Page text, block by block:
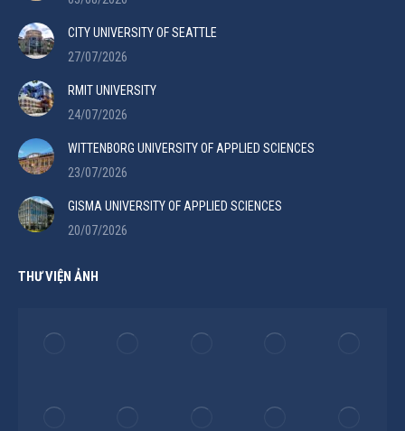
CITY UNIVERSITY OF SEATTLE
27/07/2026
RMIT UNIVERSITY
24/07/2026
WITTENBORG UNIVERSITY OF APPLIED SCIENCES
23/07/2026
GISMA UNIVERSITY OF APPLIED SCIENCES
20/07/2026
THƯ VIỆN ẢNH